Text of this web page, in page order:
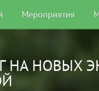
Мероприятия
НА НОВЫХ